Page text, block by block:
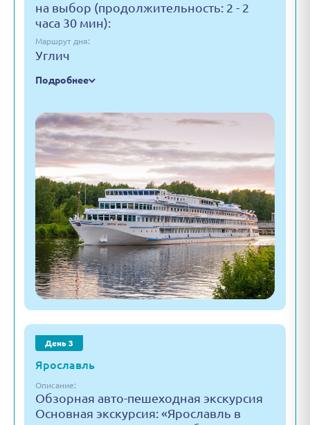
на выбор (продолжительность: 2 - 2
часа 30 мин):
Маршрут дня:
Углич
Подробнее
День 3
Ярославль
Описание:
Обзорная авто-пешеходная экскурсия
Основная экскурсия: «Ярославль в